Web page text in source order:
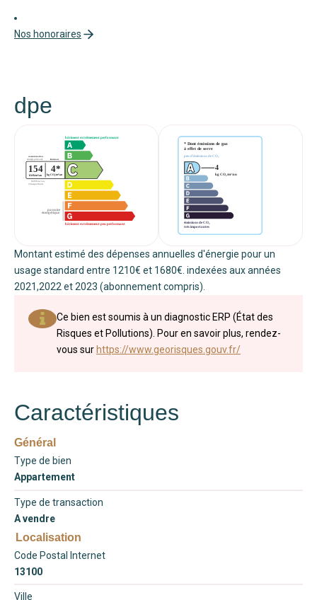
Nos honoraires
dpe
Montant estimé des dépenses annuelles d'énergie pour un
usage standard entre 1210€ et 1680€. indexées aux années
2021,2022 et 2023 (abonnement compris).
Ce bien est soumis à un diagnostic ERP (État des
Risques et Pollutions). Pour en savoir plus, rendez-
vous sur https://www.georisques.gouv.fr/
Caractéristiques
Général
Type de bien
Appartement
Type de transaction
A vendre
Localisation
Code Postal Internet
13100
Ville